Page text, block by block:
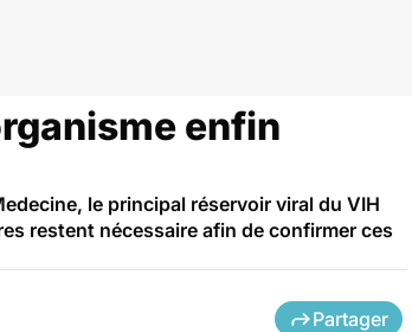
enfin
le principal réservoir viral du VIH
restent nécessaire afin de confirmer ces
Partager